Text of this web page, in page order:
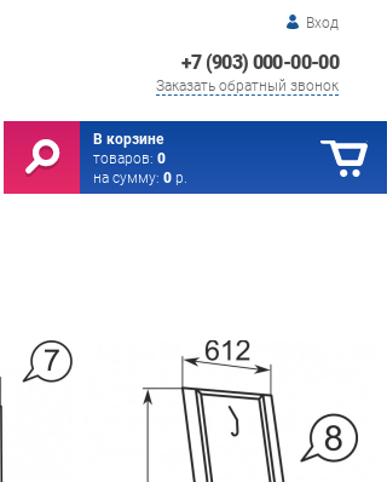
Вход
+7 (903) 000-00-00
Заказать обратный звонок
В корзине
товаров: 0
на сумму: 0 р.